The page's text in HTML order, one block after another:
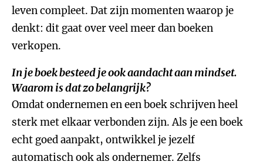
leven compleet. Dat zijn momenten waarop je
denkt: dit gaat over veel meer dan boeken
verkopen.
In je boek besteed je ook aandacht aan mindset.
Waarom is dat zo belangrijk?
Omdat ondernemen en een boek schrijven heel
sterk met elkaar verbonden zijn. Als je een boek
echt goed aanpakt, ontwikkel je jezelf
automatisch ook als ondernemer. Zelfs